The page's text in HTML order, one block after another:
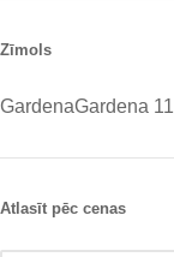
Zīmols
GardenaGardena 11
Atlasīt pēc cenas